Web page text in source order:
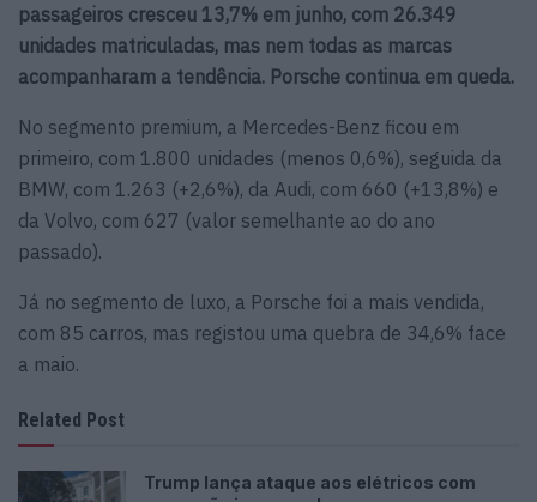
passageiros cresceu 13,7% em junho, com 26.349
unidades matriculadas, mas nem todas as marcas
acompanharam a tendência. Porsche continua em queda.
No segmento premium, a Mercedes-Benz ficou em
primeiro, com 1.800 unidades (menos 0,6%), seguida da
BMW, com 1.263 (+2,6%), da Audi, com 660 (+13,8%) e
da Volvo, com 627 (valor semelhante ao do ano
passado).
Já no segmento de luxo, a Porsche foi a mais vendida,
com 85 carros, mas registou uma quebra de 34,6% face
a maio.
Related Post
Trump lança ataque aos elétricos com